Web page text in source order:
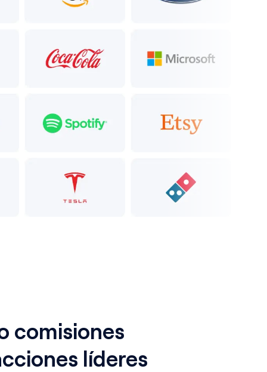
Tesla
TSLA
comisiones
líderes